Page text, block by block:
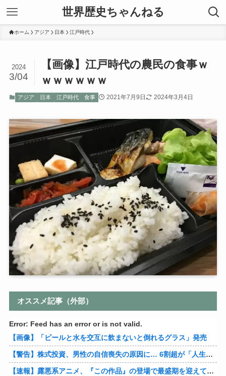
世界歴史ちゃんねる
ホーム アジア 日本 江戸時代
【画像】江戸時代の農民の食事ｗ
ｗｗｗｗｗｗ
2024
3/04
アジア 日本 江戸時代 食事 2021年7月9日 2024年3月4日
オススメ記事（外部）
Error: Feed has an error or is not valid.
【画像】「ビールと水を交互に飲まないと倒れるグラス」発売
【警告】株式投資、男性の自信喪失の原因に… 6割超が「人生の敗者」自認
【速報】露悪系アニメ、『この作品』の登場で最盛期を迎えてしまう…